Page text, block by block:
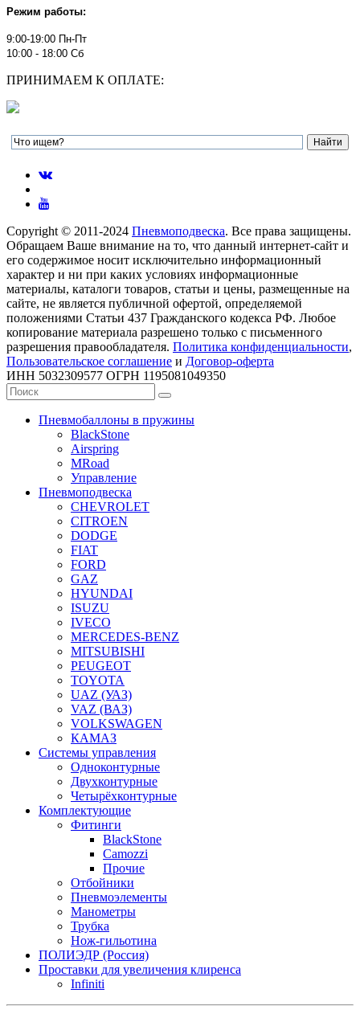
Режим работы:
9:00-19:00 Пн-Пт
10:00 - 18:00 Сб
ПРИНИМАЕМ К ОПЛАТЕ:
Copyright © 2011-2024 Пневмоподвеска. Все права защищены.
Обращаем Ваше внимание на то, что данный интернет-сайт и
его содержимое носит исключительно информационный
характер и ни при каких условиях информационные
материалы, каталоги товаров, статьи и цены, размещенные на
сайте, не является публичной офертой, определяемой
положениями Статьи 437 Гражданского кодекса РФ. Любое
копирование материала разрешено только с письменного
разрешения правообладателя. Политика конфиденциальности,
Пользовательское соглашение и Договор-оферта
ИНН 5032309577 ОГРН 1195081049350
Пневмобаллоны в пружины
BlackStone
Airspring
MRoad
Управление
Пневмоподвеска
CHEVROLET
CITROEN
DODGE
FIAT
FORD
GAZ
HYUNDAI
ISUZU
IVECO
MERCEDES-BENZ
MITSUBISHI
PEUGEOT
TOYOTA
UAZ (УАЗ)
VAZ (ВАЗ)
VOLKSWAGEN
КАМАЗ
Системы управления
Одноконтурные
Двухконтурные
Четырёхконтурные
Комплектующие
Фитинги
BlackStone
Camozzi
Прочие
Отбойники
Пневмоэлементы
Манометры
Трубка
Нож-гильотина
ПОЛИЭДР (Россия)
Проставки для увеличения клиренса
Infiniti